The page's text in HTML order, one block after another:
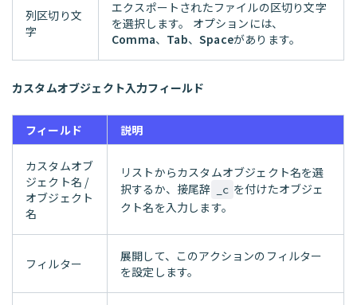
列区切り文
字
エクスポートされたファイルの区切り文字
を選択します。 オプションには、
Comma、 Tab、Spaceがあります。
カスタムオブジェクト入力フィールド
フィールド 説明
カスタムオブ
ジェクト名 /
オブジェクト
名
リストからカスタムオブジェクト名を選
択するか、接尾辞
_c を付けたオブジェ
クト名を入力します。
フィルター
展開して、このアクションのフィルター
を設定します。